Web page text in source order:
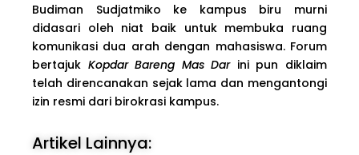
Budiman Sudjatmiko ke kampus biru murni
didasari oleh niat baik untuk membuka ruang
komunikasi dua arah dengan mahasiswa. Forum
bertajuk Kopdar Bareng Mas Darini pun diklaim
telah direncanakan sejak lama dan mengantongi
izin resmi dari birokrasi kampus.
Artikel Lainnya: